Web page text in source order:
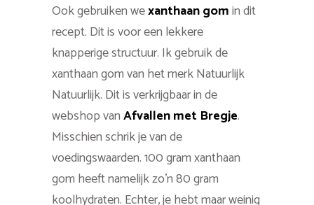
Ook gebruiken wexanthaan gomin dit
recept. Dit is voor een lekkere
knapperige structuur. Ik gebruik de
xanthaan gom van het merk Natuurlijk
Natuurlijk. Dit is verkrijgbaar in de
webshop vanAfvallen met Bregje.
Misschien schrik je van de
voedingswaarden. 100 gram xanthaan
gom heeft namelijk zo’n 80 gram
koolhydraten. Echter, je hebt maar weinig